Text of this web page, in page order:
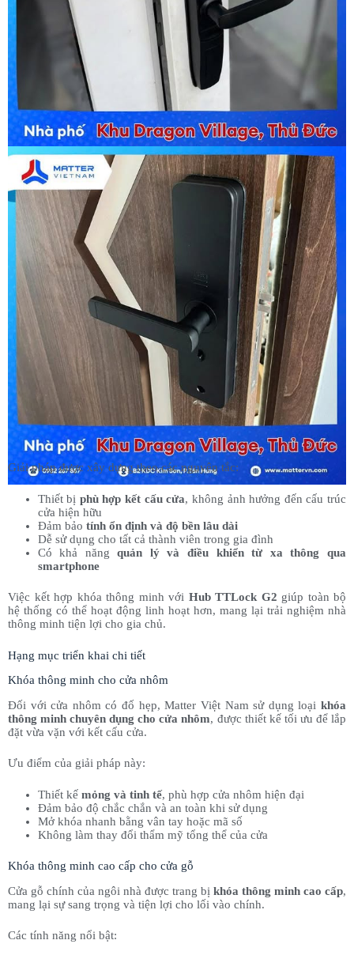
Giải pháp được xây dựng theo các nguyên tắc:
Thiết bị phù hợp kết cấu cửa, không ảnh hưởng đến cấu trúc
cửa hiện hữu
Đảm bảo tính ổn định và độ bền lâu dài
Dễ sử dụng cho tất cả thành viên trong gia đình
Có khả năngquản lý và điều khiển từ xa thông qua
smartphone
Việc kết hợp khóa thông minh với Hub TTLock G2 giúp toàn bộ
hệ thống có thể hoạt động linh hoạt hơn, mang lại trải nghiệm nhà
thông minh tiện lợi cho gia chủ.
Hạng mục triển khai chi tiết
Khóa thông minh cho cửa nhôm
Đối với cửa nhôm có đố hẹp, Matter Việt Nam sử dụng loại khóa
thông minh chuyên dụng cho cửa nhôm, được thiết kế tối ưu để lắp
đặt vừa vặn với kết cấu cửa.
Ưu điểm của giải pháp này:
Thiết kế mỏng và tinh tế, phù hợp cửa nhôm hiện đại
Đảm bảo độ chắc chắn và an toàn khi sử dụng
Mở khóa nhanh bằng vân tay hoặc mã số
Không làm thay đổi thẩm mỹ tổng thể của cửa
Khóa thông minh cao cấp cho cửa gỗ
Cửa gỗ chính của ngôi nhà được trang bị khóa thông minh cao cấp,
mang lại sự sang trọng và tiện lợi cho lối vào chính.
Các tính năng nổi bật: